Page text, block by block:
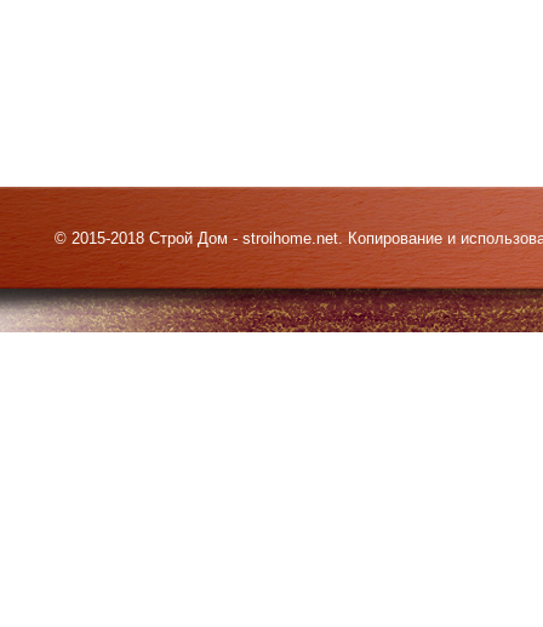
© 2015-2018 Строй Дом - stroihome.net. Копирование и